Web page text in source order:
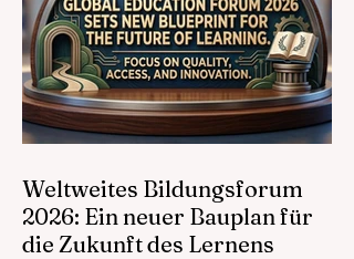
Weltweites Bildungsforum
2026: Ein neuer Bauplan für
die Zukunft des Lernens